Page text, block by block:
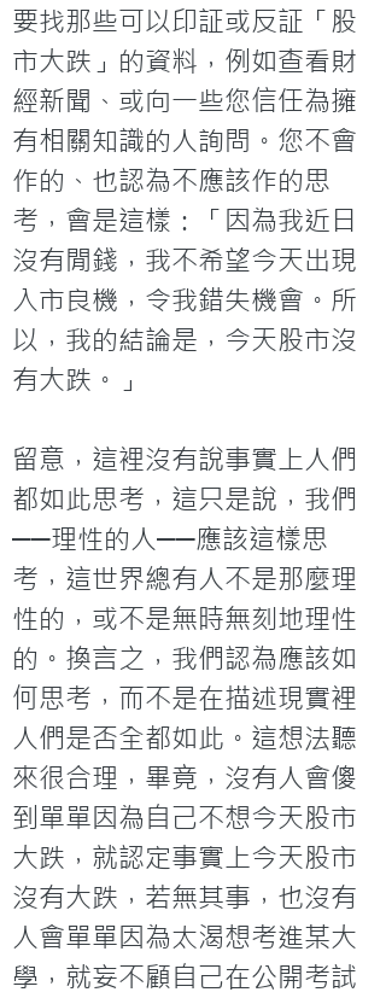
要找那些可以印証或反証「股
市大跌」的資料，例如查看財
經新聞、或向一些您信任為擁
有相關知識的人詢問。您不會
作的、也認為不應該作的思
考，會是這樣：「因為我近日
沒有閒錢，我不希望今天出現
入市良機，令我錯失機會。所
以，我的結論是，今天股市沒
有大跌。」
留意，這裡沒有說事實上人們
都如此思考，這只是說，我們
──理性的人──應該這樣思
考，這世界總有人不是那麼理
性的，或不是無時無刻地理性
的。換言之，我們認為應該如
何思考，而不是在描述現實裡
人們是否全都如此。這想法聽
來很合理，畢竟，沒有人會傻
到單單因為自己不想今天股市
大跌，就認定事實上今天股市
沒有大跌，若無其事，也沒有
人會單單因為太渴想考進某大
學，就妄不顧自己在公開考試